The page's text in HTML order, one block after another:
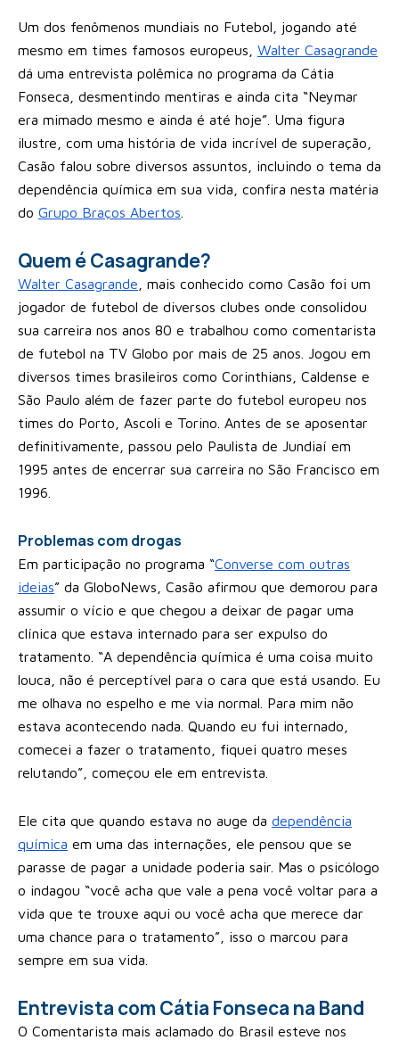
Um dos fenômenos mundiais no Futebol, jogando até
mesmo em times famosos europeus, Walter Casagrande
dá uma entrevista polêmica no programa da Cátia
Fonseca, desmentindo mentiras e ainda cita “Neymar
era mimado mesmo e ainda é até hoje”. Uma figura
ilustre, com uma história de vida incrível de superação,
Casão falou sobre diversos assuntos, incluindo o tema da
dependência química em sua vida, confira nesta matéria
do Grupo Braços Abertos
Quem é Casagrande?
Walter Casagrande , mais conhecido como Casão foi um
jogador de futebol de diversos clubes onde consolidou
sua carreira nos anos 80 e trabalhou como comentarista
de futebol na TV Globo por mais de 25 anos. Jogou em
diversos times brasileiros como Corinthians, Caldense e
São Paulo além de fazer parte do futebol europeu nos
times do Porto, Ascoli e Torino. Antes de se aposentar
definitivamente, passou pelo Paulista de Jundiaí em
1995 antes de encerrar sua carreira no São Francisco em
1996.
Problemas com drogas
Em participação no programa “Converse com outras
ideias” da GloboNews, Casão afirmou que demorou para
assumir o vício e que chegou a deixar de pagar uma
clínica que estava internado para ser expulso do
tratamento. “A dependência química é uma coisa muito
louca, não é perceptível para o cara que está usando. Eu
me olhava no espelho e me via normal. Para mim não
estava acontecendo nada. Quando eu fui internado,
comecei a fazer o tratamento, fiquei quatro meses
relutando”, começou ele em entrevista.
Ele cita que quando estava no auge da dependência
química em uma das internações, ele pensou que se
parasse de pagar a unidade poderia sair. Mas o psicólogo
o indagou “você acha que vale a pena você voltar para a
vida que te trouxe aqui ou você acha que merece dar
uma chance para o tratamento”, isso o marcou para
sempre em sua vida.
Entrevista com Cátia Fonseca na Band
O Comentarista mais aclamado do Brasil esteve nos